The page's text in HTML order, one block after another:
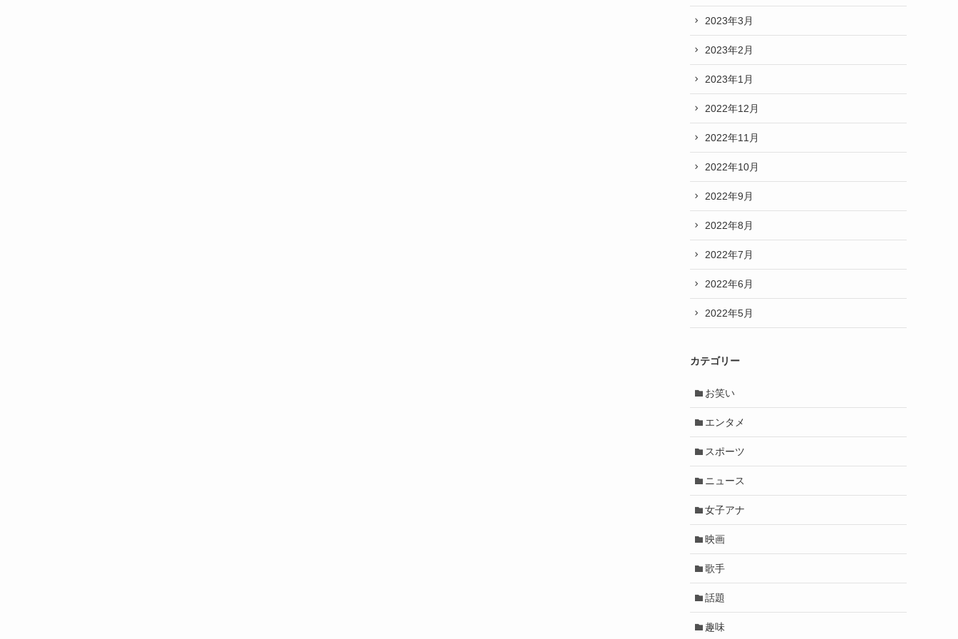
2023年3月
2023年2月
2023年1月
2022年12月
2022年11月
2022年10月
2022年9月
2022年8月
2022年7月
2022年6月
2022年5月
カテゴリー
お笑い
エンタメ
スポーツ
ニュース
女子アナ
映画
歌手
話題
趣味